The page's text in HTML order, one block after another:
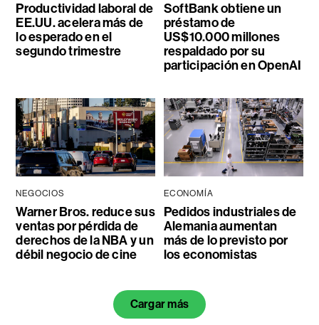
Productividad laboral de
EE.UU. acelera más de
lo esperado en el
segundo trimestre
SoftBank obtiene un
préstamo de
US$10.000 millones
respaldado por su
participación en OpenAI
NEGOCIOS
Warner Bros. reduce sus
ventas por pérdida de
derechos de la NBA y un
débil negocio de cine
ECONOMÍA
Pedidos industriales de
Alemania aumentan
más de lo previsto por
los economistas
Cargar más